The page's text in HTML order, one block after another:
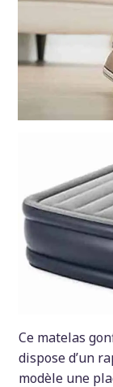
Ce matelas
dispose d’un
modèle une